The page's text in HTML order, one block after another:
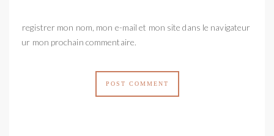
Enregistrer mon nom, mon e-mail et mon site dans le navigateur
pour mon prochain commentaire.